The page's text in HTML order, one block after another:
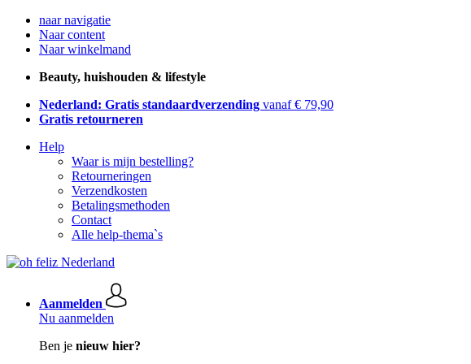
naar navigatie
Naar content
Naar winkelmand
Beauty, huishouden & lifestyle
Nederland: Gratis standaardverzending vanaf € 79,90
Gratis retourneren
Help
Waar is mijn bestelling?
Retourneringen
Verzendkosten
Betalingsmethoden
Contact
Alle help-thema`s
Aanmelden
Nu aanmelden
Ben je nieuw hier?